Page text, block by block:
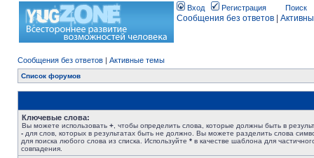
Вход Регистрация Поиск
Сообщения без ответов
Сообщения без ответов | Активные темы
Список форумов
Ключевые слова:
Вы можете использовать + , чтобы определить слова, которые должны быть в
- для слов, которых в результатах быть не должно. Вы можете разделить слова
для поиска любого слова из списка. Используйте * в качестве шаблона для
совпадения.